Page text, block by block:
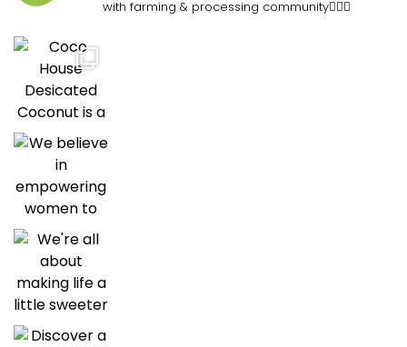
with farming & processing community👷🏽‍♀️